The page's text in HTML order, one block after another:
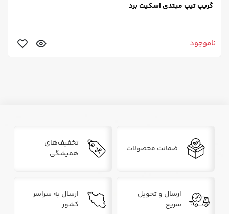
گریپ تیپ مبتدی اسکیت برد
ناموجود
ضمانت محصولات
تخفیف‌های
همیشگی
ارسال و تحویل
سریع
ارسال به سراسر
کشور